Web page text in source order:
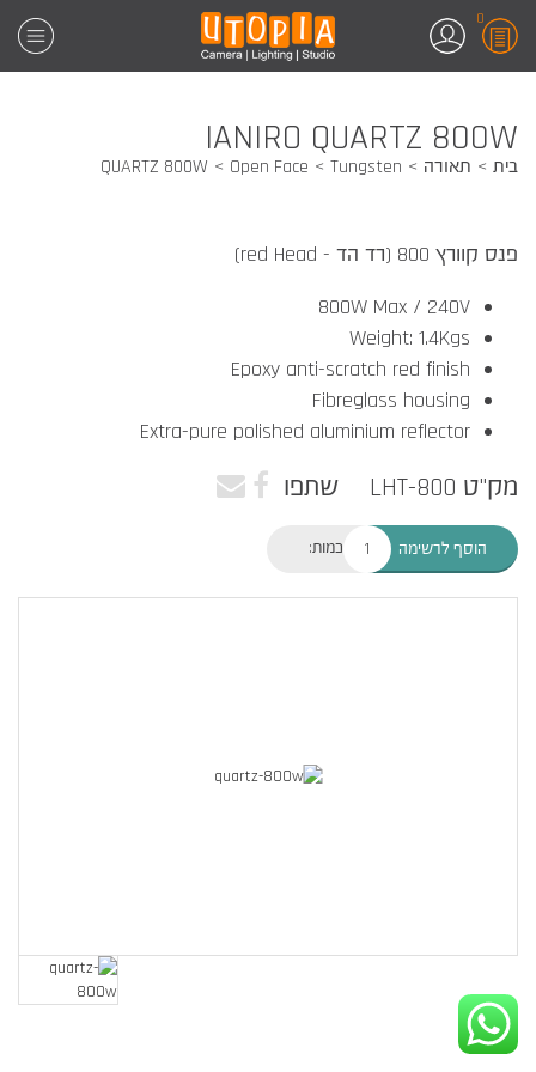
0
IANIRO QUARTZ 800W
בית תאורה Tungsten
Open Face
QUARTZ 800W
פנס קוורץ 800 (רד הד - red Head)
800W Max / 240V
Weight: 1.4Kgs
Epoxy anti-scratch red finish
Fibreglass housing
Extra-pure polished aluminium reflector
מק"ט LHT-800 שתפו
כמות: הוסף לרשימה